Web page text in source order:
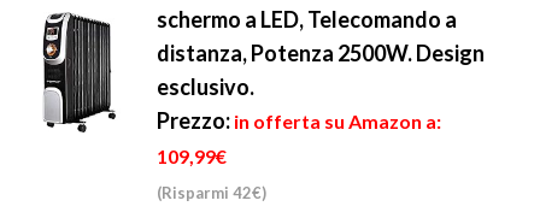
schermo a LED, Telecomando a
distanza, Potenza 2500W. Design
esclusivo.
Prezzo: in offerta su Amazon a:
109,99€
(Risparmi 42€)